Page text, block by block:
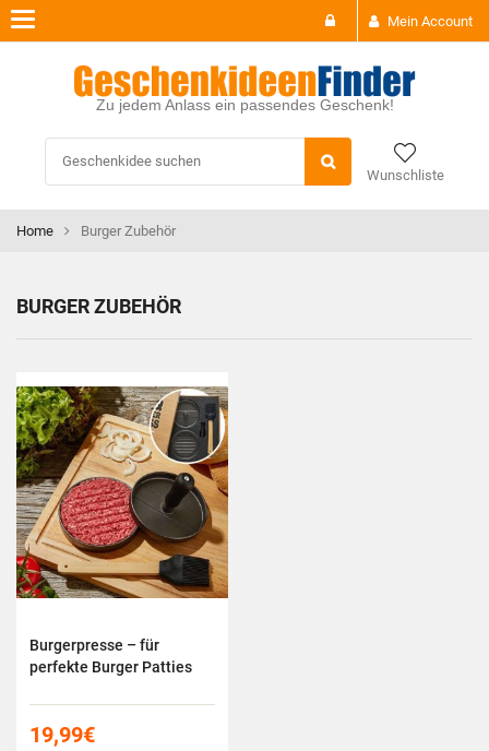
Mein Account
Zu jedem Anlass ein passendes Geschenk!
Wunschliste
Toggle
navigation
Home Burger Zubehör
BURGER ZUBEHÖR
Burgerpresse – für
perfekte Burger Patties
19,99€